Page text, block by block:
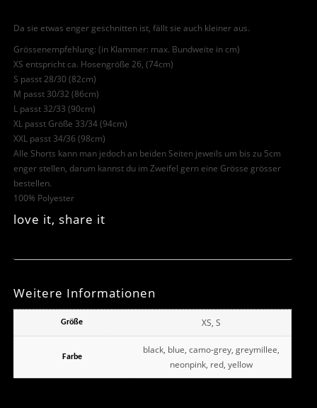
Da sie etwas enger geschnitten ist, fällt sie auch kleiner aus.
Grössenempfehlung: (in Klammer: max. Bundweite in cm)
XS entspricht ca. Hosengröße 26, (74cm)
S passt 28/30 (82cm)
M passt 30/32 (86cm)
L passt 32/33 (90cm)
XL passt Größe 33/34 (94cm)
XXL passt 34/36 (98cm)
Alle Shorts kann man jedoch an beiden Seiten jeweils um bis zu 5cm
enger stellen, darum kannst du im Zweifel gern eine Grösse grösser
bestellen.
100% Polyester
love it, share it
Weitere Informationen
Größe XS, S
Farbe
black, blue, camo-grey, greymillee,
neonpink, red, yellow